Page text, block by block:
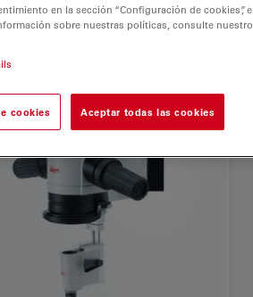
en la sección “Configuración de cookies”,
sobre nuestras políticas, consulte
cookies Aceptar todas las cookies